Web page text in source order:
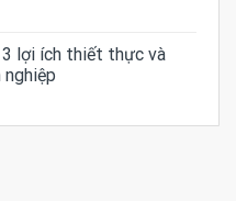
lợi ích thiết thực và
nghiệp